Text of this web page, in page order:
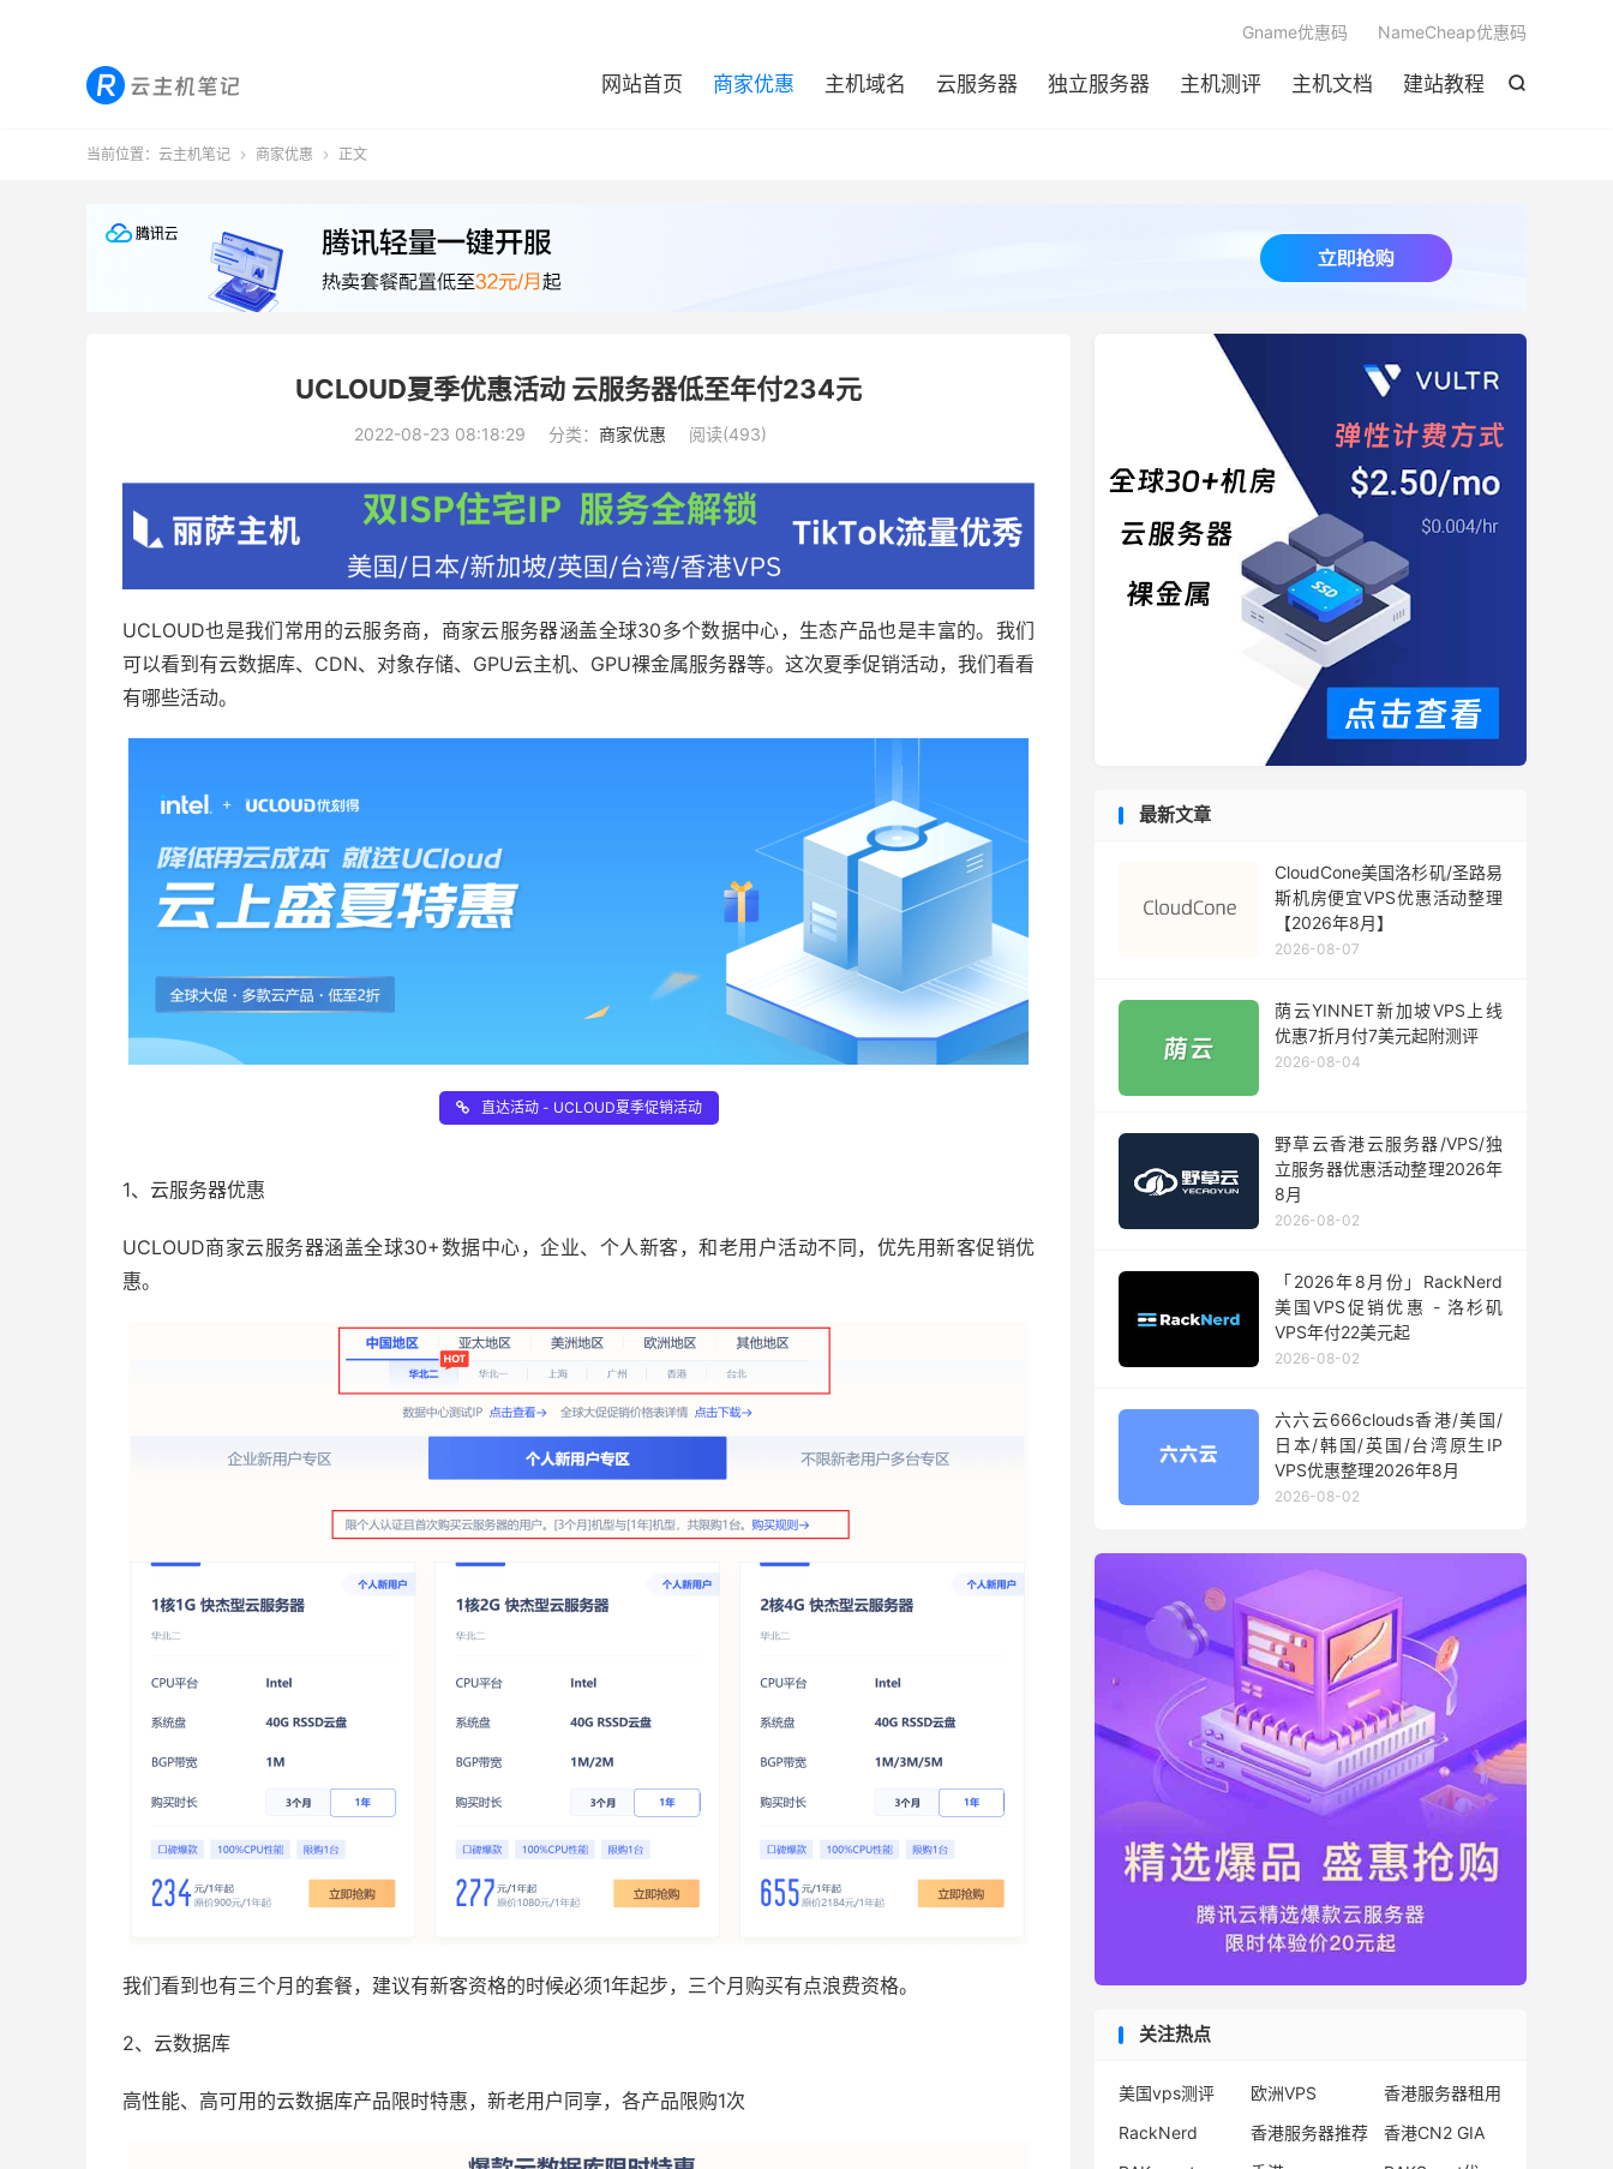

网站首页 商家优惠 主机域名 云服务器 独立服务器 主机测评 主机文档 建站教程
Gname优惠码 NameCheap优惠码
当前位置： 云主机笔记  商家优惠  正文
UCLOUD夏季优惠活动 云服务器低至年付234元
2022-08-23 08:18:29 分类： 商家优惠 阅读(493)
UCLOUD也是我们常用的云服务商，商家云服务器涵盖全球30多个数据中心，生态产品也是丰富的。我们
可以看到有云数据库、CDN、对象存储、GPU云主机、GPU裸金属服务器等。这次夏季促销活动，我们看看
有哪些活动。
直达活动 - UCLOUD夏季促销活动
1、云服务器优惠
UCLOUD商家云服务器涵盖全球30+数据中心，企业、个人新客，和老用户活动不同，优先用新客促销优
惠。
我们看到也有三个月的套餐，建议有新客资格的时候必须1年起步，三个月购买有点浪费资格。
2、云数据库
高性能、高可用的云数据库产品限时特惠，新老用户同享，各产品限购1次
最新文章
CloudCone美国洛杉矶/圣路易
斯机房便宜VPS优惠活动整理
【2026年8月】
2026-08-07
荫云YINNET新加坡VPS上线
优惠7折月付7美元起附测评
2026-08-04
野草云香港云服务器/VPS/独
立服务器优惠活动整理2026年
8月
2026-08-02
「2026年8月份」RackNerd
美国VPS促销优惠 - 洛杉矶
VPS年付22美元起
2026-08-02
六六云666clouds香港/美国/
日本/韩国/英国/台湾原生IP
VPS优惠整理2026年8月
2026-08-02
关注热点
美国vps测评 欧洲VPS
香港服务器租用
RackNerd
香港服务器推荐
香港CN2 GIA